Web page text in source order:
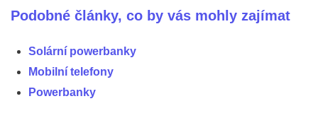
Podobné články, co by vás mohly zajímat
Solární powerbanky
Mobilní telefony
Powerbanky